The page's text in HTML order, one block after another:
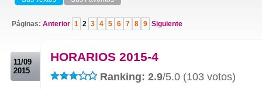
Páginas: Anterior 1 2 3 4 5 6 7 8 9 Siguiente
11/09
2015
HORARIOS 2015-4
Ranking: 2.9/5.0 (103 votos)